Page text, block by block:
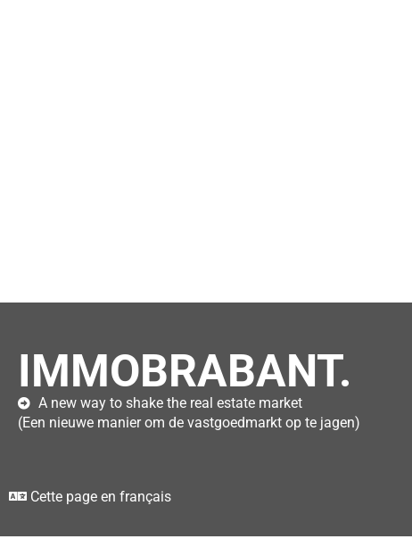
IMMOBRABANT.
A new way to shake the real estate market
(Een nieuwe manier om de vastgoedmarkt op te jagen)
Cette page en français